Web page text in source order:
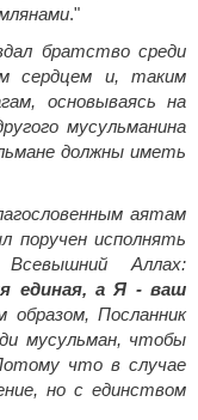
."
братство среди
сердцем и, таким
основываясь на
мусульманина
должны иметь
аятам
поручен исполнять
Аллах:
единая, а Я - ваш
образом, Посланник
мусульман, чтобы
что в случае
но с единством